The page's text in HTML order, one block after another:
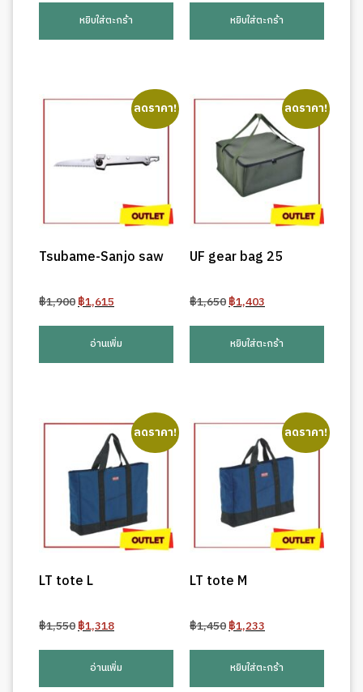
฿120.
is:
฿102.
หยิบใส่ตะกร้า
฿120.
is:
฿102.
หยิบใส่ตะกร้า
ลดราคา!
Tsubame-Sanjo saw
฿1,900Original
was:
฿1,900.
฿1,615Current
is:
฿1,615.
อ่านเพิ่ม
ลดราคา!
UF gear bag 25
฿1,650Original
was:
฿1,650.
฿1,403Current
฿1,403.
หยิบใส่ตะกร้า
ลดราคา!
LT tote L
฿1,550Original
was:
฿1,550.
฿1,318Current
is:
฿1,318.
อ่านเพิ่ม
ลดราคา!
LT tote M
฿1,450Original
was:
฿1,450.
฿1,233
฿1,233.
หยิบใส่ตะกร้า